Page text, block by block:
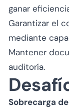
ganar
Garantizar el
mediante
Mantener
auditoría.
Sobrecarga